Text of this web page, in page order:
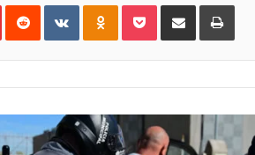
PinterestReddit VKontakteOdnoklassniki
PocketShare
Email
Print